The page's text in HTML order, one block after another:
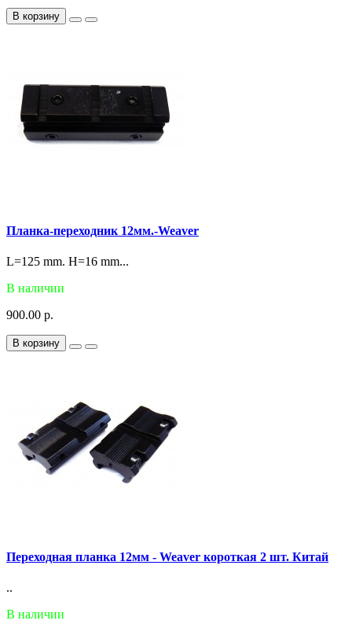
В корзину
Планка-переходник 12мм.-Weaver
L=125 mm. H=16 mm...
В наличии
900.00 р.
В корзину
Переходная планка 12мм - Weaver короткая 2 шт. Китай
..
В наличии